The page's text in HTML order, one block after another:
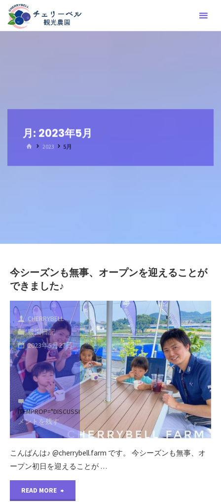
テ
月: 2023年5月
ホ 2023 5月
今シーズンも無事、オープンを迎えることが
できました♪
CHERRYBELL
農園日記
2023年5月27日
ITEMPROP="DISCUSSIONURL"コ
メントを残す
こんばんは♪ @cherrybell.farm です。 今シーズンも無事、オ
ープン初日を迎えることが …
READ MORE